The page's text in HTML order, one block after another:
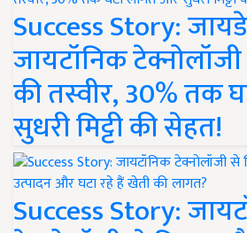
Success Story:
जायटॉनिक
की तस्वीर, 30% तक
सुधरी मिट्टी की सेहत!
Success Story: